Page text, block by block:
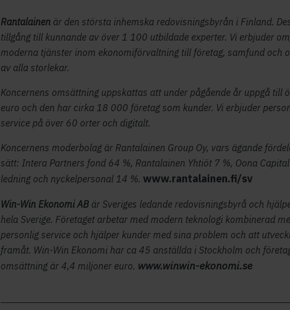
Rantalainen är den största inhemska redovisningsbyrån i Finland.
tillgång till kunnande av över 1 100 utbildade experter. Vi erbjuder
moderna tjänster inom ekonomiförvaltning till företag, samfund och
av alla storlekar.
Koncernens omsättning uppskattas att under pågående år uppgå till
euro och den har cirka 18 000 företag som kunder. Vi erbjuder
service på över 60 orter och digitalt.
Koncernens moderbolag är Rantalainen Group Oy, vars ägande
sätt: Intera Partners fond 64 %, Rantalainen Yhtiöt 7 %, Oona
ledning och nyckelpersonal 14 %. www.rantalainen.fi/sv
Win-Win Ekonomi AB är Sveriges ledande redovisningsbyrå och
hela Sverige. Företaget arbetar med modern teknologi kombinerad
personlig service och hjälper kunder med sina problem och att
framåt. Win-Win Ekonomi har ca 45 anställda i Stockholm och
omsättning är 4,4 miljoner euro. www.winwin-ekonomi.se